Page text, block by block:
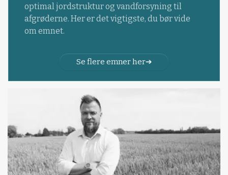
optimal jordstruktur og vandforsyning til
afgrøderne. Her er det vigtigste, du bør vide
om emnet.
Se flere emner her